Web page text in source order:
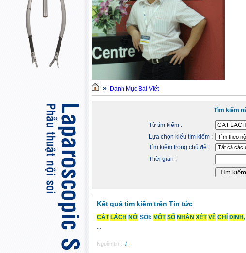
» Danh Mục Bài Viết
Tìm kiếm
Từ tìm kiếm :
Lựa chọn kiểu tìm kiếm :
Tìm kiếm trong chủ đề :
Thời gian :
Kết quả tìm kiếm trên Tin tức
CẮT LÁCH NỘI SOI: MỘT SỐ NHẬN XÉT VỀ CHỈ ĐỊNH
Nguồn tin : -/-